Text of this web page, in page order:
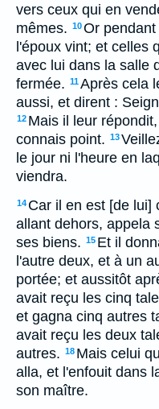
vers ceux qui en
mêmes. 10Or
l'époux vint; et celles
avec lui dans la salle
fermée. 11Après cela
aussi, et dirent :
12 Mais il leur
connais point. 13
le jour ni l'heure en
viendra.
14 Car il en est [de lui]
allant dehors, appela
ses biens. 15 Et il
l'autre deux, et à un
portée; et aussitôt
avait reçu les cinq
et gagna cinq autres
avait reçu les deux
autres. 18 Mais celui
alla, et l'enfouit dans
son maître.